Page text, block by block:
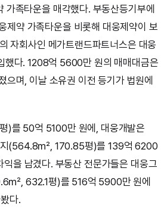
가족타운을 매각했다. 부동산등기부에
제약 가족타운을 비롯해 대웅제약이 보
자회사인 메가트랜드파트너스은 대웅
했다. 1208억 5600만 원의 매매대금은
며, 이날 소유권 이전 등기가 법원에
)를 50억 5100만 원에, 대웅개발은
지(564.8㎡, 170.85평)를 139억 6200
을 남겼다. 부동산 전문가들은 대웅그
㎡, 632.1평)를 516억 5900만 원에
다.